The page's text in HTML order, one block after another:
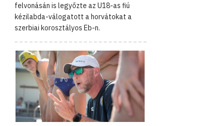
felvonásán is legyőzte az U18-as fiú
kézilabda-válogatott a horvátokat a
szerbiai korosztályos Eb-n.